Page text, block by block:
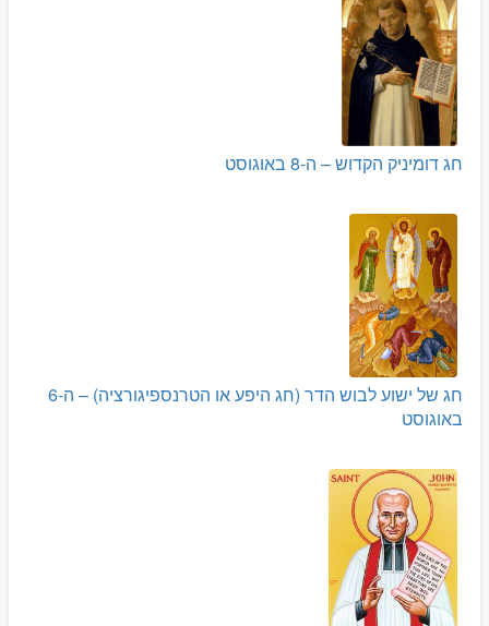
חג דומיניק הקדוש – ה-8 באוגוסט
חג של ישוע לבוש הדר (חג היפע או הטרנספיגורציה) – ה-6
באוגוסט